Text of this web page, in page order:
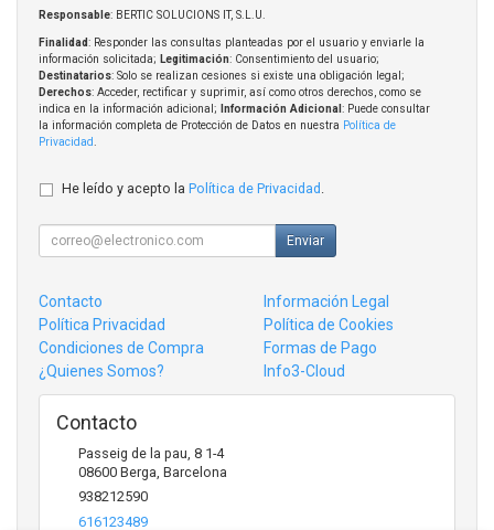
Responsable: BERTIC SOLUCIONS IT, S.L.U.
Finalidad: Responder las consultas planteadas por el usuario y enviarle la
información solicitada; Legitimación: Consentimiento del usuario;
Destinatarios: Solo se realizan cesiones si existe una obligación legal;
Derechos: Acceder, rectificar y suprimir, así como otros derechos, como se
indica en la información adicional;
Información Adicional : Puede consultar
la información completa de Protección de Datos en nuestra Política de
Privacidad
He leído y acepto la Política de Privacidad
Enviar
Contacto
Información Legal
Política Privacidad
Política de Cookies
Condiciones de Compra
Formas de Pago
¿Quienes Somos?
Info3-Cloud
Contacto
Passeig de la pau, 8 1-4
08600 Berga Barcelona
938212590
616123489